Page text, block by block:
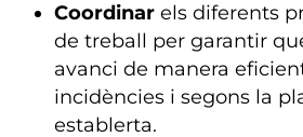
Coordinar els diferents
de treball per garantir
avanci de manera
incidències i segons la
establerta.